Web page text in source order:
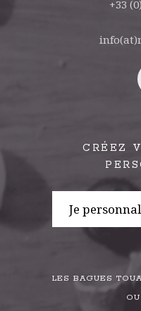
+33
CRÉEZ
Je
LES BAGUES